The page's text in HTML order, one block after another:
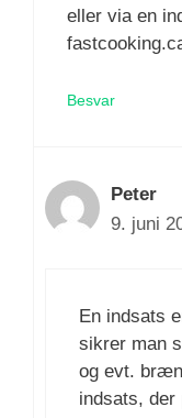
eller via en
Besvar
Peter
9. juni
En indsats
sikrer man
og evt.
indsats, der